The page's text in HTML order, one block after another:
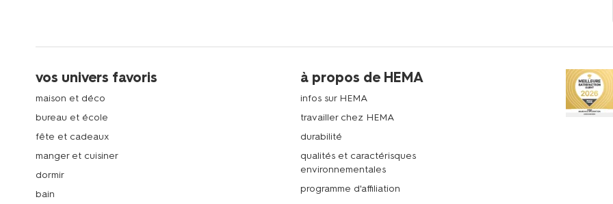
vos univers favoris
maison et déco
bureau et école
fête et cadeaux
manger et cuisiner
dormir
bain
à propos de HEMA
infos sur HEMA
travailler chez HEMA
durabilité
qualités et caractérisques
environnementales
programme d'affiliation